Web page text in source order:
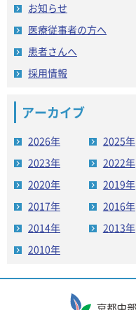
お知らせ
医療従事者の方へ
患者さんへ
採用情報
アーカイブ
2026年 2025年
2023年
2022年
2020年
2019年
2017年
2016年
2014年
2013年
2010年